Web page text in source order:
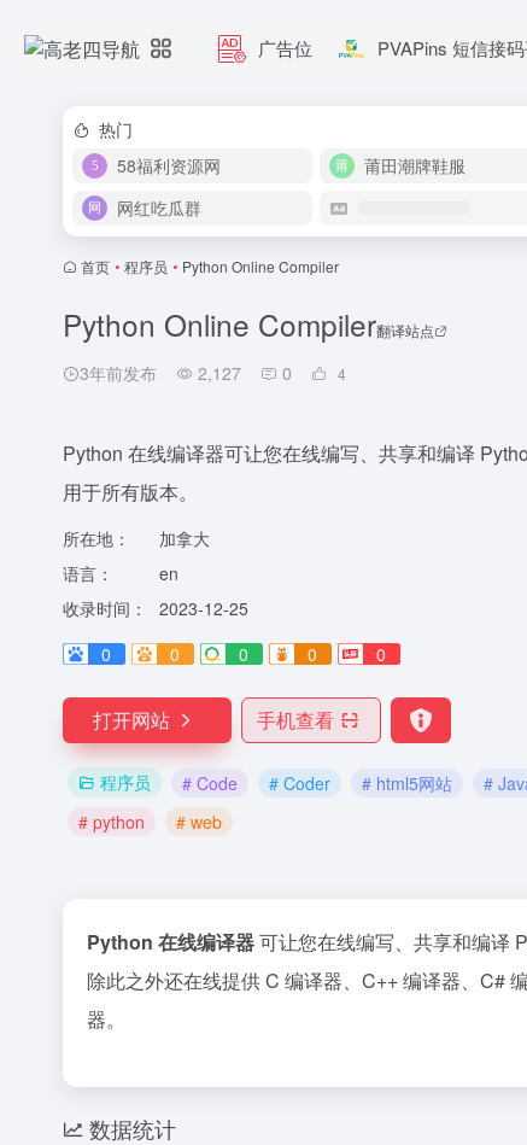
广告位 PVAPins 短信接
热门
58福利资源网
莆田潮牌鞋服
网红吃瓜群
首页 • 程序员 • Python Online Compiler
Python Online Compiler翻译站点
3年前发布 2,127 0 4
Python 在线编译器可让您在线编写、共享和编译
用于所有版本。
所在地：
加拿大
语言：
en
收录时间：
2023-12-25
0
0 0 0 0
打开网站 手机查看
程序员 # Code # Coder # html5网站 #
# python
# web
Python 在线编译器可让您在线编写、共享和编译
除此之外还在线提供 C 编译器、C++ 编译器、C# 编
器。
数据统计